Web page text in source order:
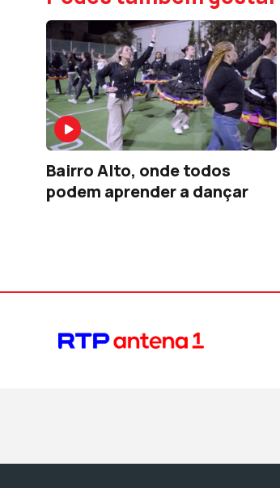
Bairro Alto, onde todos
podem aprender a dançar